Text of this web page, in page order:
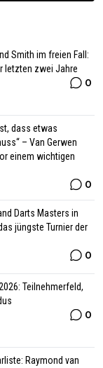
Smith im freien Fall:
letzten zwei Jahre
0
dass etwas
– Van Gerwen
einem wichtigen
0
Darts Masters in
jüngste Turnier der
0
Teilnehmerfeld,
0
Raymond van